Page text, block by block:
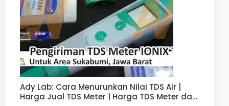
Ady Lab: Cara Menurunkan Nilai TDS Air |
Harga Jual TDS Meter | Harga TDS Meter dan